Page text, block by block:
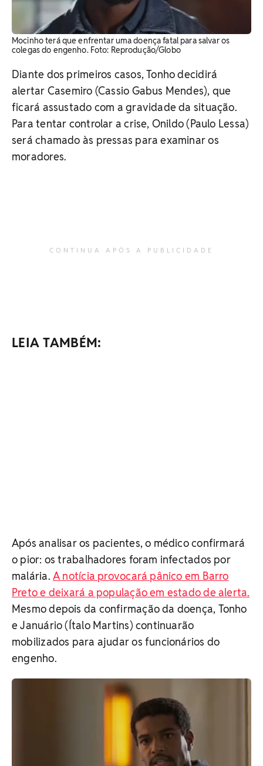
Mocinho terá que enfrentar uma doença fatal para salvar os
colegas do engenho. Foto: Reprodução/Globo
Diante dos primeiros casos, Tonho decidirá
alertar Casemiro (Cassio Gabus Mendes), que
ficará assustado com a gravidade da situação.
Para tentar controlar a crise, Onildo (Paulo Lessa)
será chamado às pressas para examinar os
moradores.
CONTINUA APÓS A PUBLICIDADE
LEIA TAMBÉM:
Após analisar os pacientes, o médico confirmará
o pior: os trabalhadores foram infectados por
malária. A notícia provocará pânico em Barro
Preto e deixará a população em estado de alerta.
Mesmo depois da confirmação da doença, Tonho
e Januário (Ítalo Martins) continuarão
mobilizados para ajudar os funcionários do
engenho.